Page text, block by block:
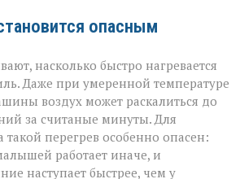
опасным
насколько быстро нагревается
Даже при умеренной температуре
воздух может раскалиться до
за считаные минуты. Для
такой перегрев особенно опасен:
работает иначе, и
наступает быстрее, чем у